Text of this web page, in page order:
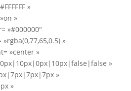
»
»
»#000000″
»
»center »
»
»
»